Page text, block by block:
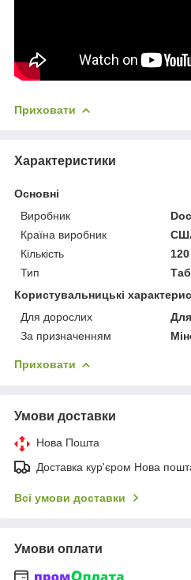
Приховати
Характеристики
Основні
Виробник
Країна виробник
Кількість
Тип
Користувальницькі
Для дорослих
За призначенням
Приховати
Умови доставки
Нова Пошта
Доставка кур'єром Нова
Всі умови доставки
Умови оплати